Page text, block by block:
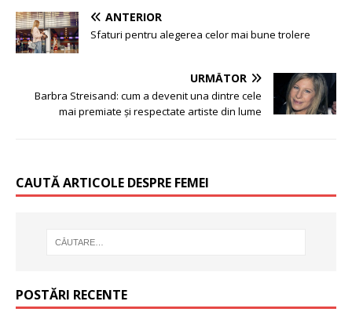
ANTERIOR
Sfaturi pentru alegerea celor mai bune trolere
URMĂTOR
Barbra Streisand: cum a devenit una dintre cele
mai premiate și respectate artiste din lume
CAUTĂ ARTICOLE DESPRE FEMEI
POSTĂRI RECENTE